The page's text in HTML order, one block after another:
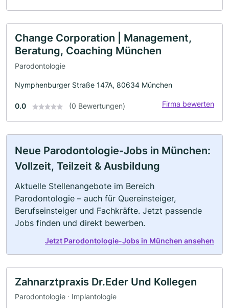
Change Corporation | Management,
Beratung, Coaching München
Parodontologie
Nymphenburger Straße 147A, 80634 München
0.0 (0 Bewertungen) Firma bewerten
Neue Parodontologie-Jobs in München:
Vollzeit, Teilzeit & Ausbildung
Aktuelle Stellenangebote im Bereich
Parodontologie – auch für Quereinsteiger,
Berufseinsteiger und Fachkräfte. Jetzt passende
Jobs finden und direkt bewerben.
Jetzt Parodontologie-Jobs in München ansehen
Zahnarztpraxis Dr.Eder Und Kollegen
Parodontologie · Implantologie